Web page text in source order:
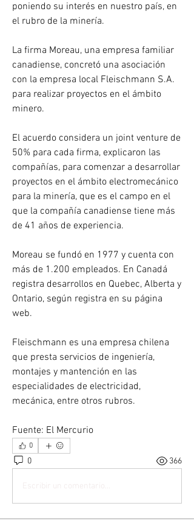
poniendo su interés en nuestro país, en
el rubro de la minería.
La firma Moreau, una empresa familiar
canadiense, concretó una asociación
con la empresa local Fleischmann S.A.
para realizar proyectos en el ámbito
minero.
El acuerdo considera un joint venture de
50% para cada firma, explicaron las
compañías, para comenzar a desarrollar
proyectos en el ámbito electromecánico
para la minería, que es el campo en el
que la compañía canadiense tiene más
de 41 años de experiencia.
Moreau se fundó en 1977 y cuenta con
más de 1.200 empleados. En Canadá
registra desarrollos en Quebec, Alberta y
Ontario, según registra en su página
web.
Fleischmann es una empresa chilena
que presta servicios de ingeniería,
montajes y mantención en las
especialidades de electricidad,
mecánica, entre otros rubros.
Fuente: El Mercurio
0
0 366
Escribir un comentario...